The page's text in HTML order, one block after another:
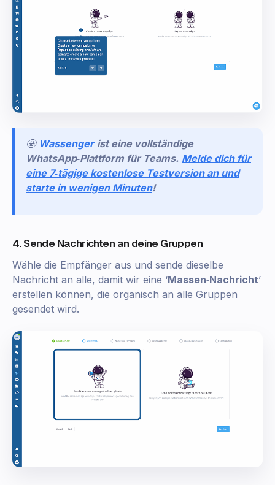
🤩 Wassenger ist eine vollständige
WhatsApp‑Plattform für Teams. Melde dich für
eine 7‑tägige kostenlose Testversion an und
starte in wenigen Minuten!
4. Sende Nachrichten an deine Gruppen
Wähle die Empfänger aus und sende dieselbe
Nachricht an alle, damit wir eine ‘Massen‑Nachricht’
erstellen können, die organisch an alle Gruppen
gesendet wird.